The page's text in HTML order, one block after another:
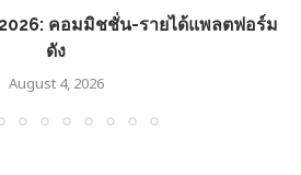
คอมมิชชั่น-รายได้แพลตฟอร์ม
ดัง
August 4, 2026